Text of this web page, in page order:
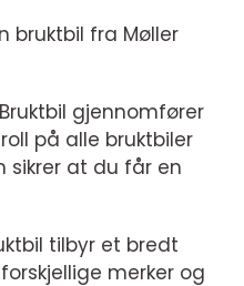
bruktbil fra Møller
gjennomfører
på alle bruktbiler
sikrer at du får en
tilbyr et bredt
merker og